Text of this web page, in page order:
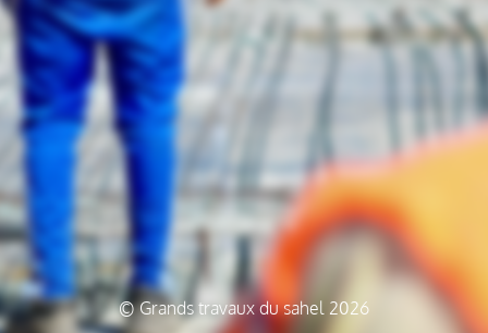
© Grands travaux du sahel 2026